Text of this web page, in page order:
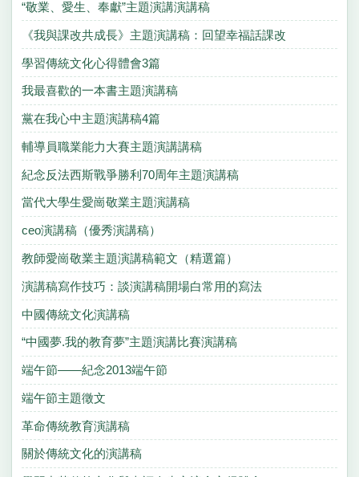
“敬業、愛生、奉獻”主題演講演講稿
《我與課改共成長》主題演講稿：回望幸福話課改
學習傳統文化心得體會3篇
我最喜歡的一本書主題演講稿
黨在我心中主題演講稿4篇
輔導員職業能力大賽主題演講講稿
紀念反法西斯戰爭勝利70周年主題演講稿
當代大學生愛崗敬業主題演講稿
ceo演講稿（優秀演講稿）
教師愛崗敬業主題演講稿範文（精選篇）
演講稿寫作技巧：談演講稿開場白常用的寫法
中國傳統文化演講稿
“中國夢.我的教育夢”主題演講比賽演講稿
端午節——紀念2013端午節
端午節主題徵文
革命傳統教育演講稿
關於傳統文化的演講稿